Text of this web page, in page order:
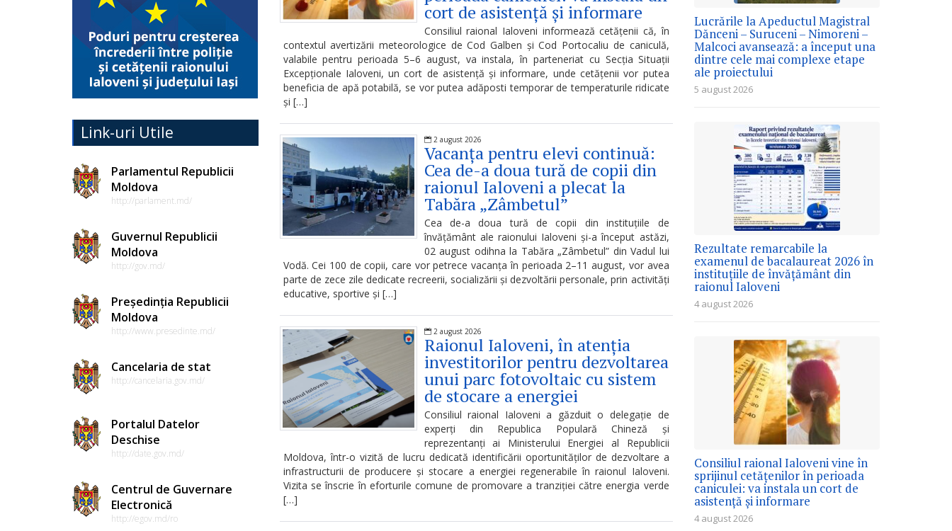
Link-uri Utile
Parlamentul Republicii
Moldova
http://parlament.md/
Guvernul Republicii
Moldova
http://gov.md/
Președinția Republicii
Moldova
http://www.presedinte.md/
Cancelaria de stat
http://cancelaria.gov.md/
Portalul Datelor
Deschise
http://date.gov.md/
Centrul de Guvernare
Electronică
http://egov.md/ro
cort de asistență și informare
Consiliul raional Ialoveni informează cetățenii că, în
contextul avertizării meteorologice de Cod Galben și Cod Portocaliu de caniculă,
valabile pentru perioada 5–6 august, va instala, în parteneriat cu Secția Situații
Excepționale Ialoveni, un cort de asistență și informare, unde cetățenii vor putea
beneficia de apă potabilă, se vor putea adăposti temporar de temperaturile ridicate
și […]
2 august 2026
Vacanța pentru elevi continuă:
Cea de-a doua tură de copii din
raionul Ialoveni a plecat la
Tabăra „Zâmbetul”
Cea de-a doua tură de copii din instituțiile de
învățământ ale raionului Ialoveni și-a început astăzi,
02 august odihna la Tabăra „Zâmbetul” din Vadul lui
Vodă. Cei 100 de copii, care vor petrece vacanța în perioada 2–11 august, vor avea
parte de zece zile dedicate recreerii, socializării și dezvoltării personale, prin activități
educative, sportive și […]
2 august 2026
Raionul Ialoveni, în atenția
investitorilor pentru dezvoltarea
unui parc fotovoltaic cu sistem
de stocare a energiei
Consiliul raional Ialoveni a găzduit o delegație de
experți din Republica Populară Chineză și
reprezentanți ai Ministerului Energiei al Republicii
Moldova, într-o vizită de lucru dedicată identificării oportunităților de dezvoltare a
infrastructurii de producere și stocare a energiei regenerabile în raionul Ialoveni.
Vizita se înscrie în eforturile comune de promovare a tranziției către energia verde
[…]
Lucrările la Apeductul Magistral
Dănceni – Suruceni – Nimoreni –
Malcoci avansează: a început una
dintre cele mai complexe etape
ale proiectului
5 august 2026
Rezultate remarcabile la
examenul de bacalaureat 2026 în
instituțiile de învățământ din
raionul Ialoveni
4 august 2026
Consiliul raional Ialoveni vine în
sprijinul cetățenilor în perioada
caniculei: va instala un cort de
asistență și informare
4 august 2026